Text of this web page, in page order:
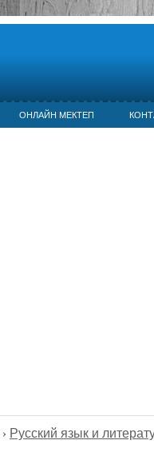
ОНЛАЙН МЕКТЕП
› Русский язык и